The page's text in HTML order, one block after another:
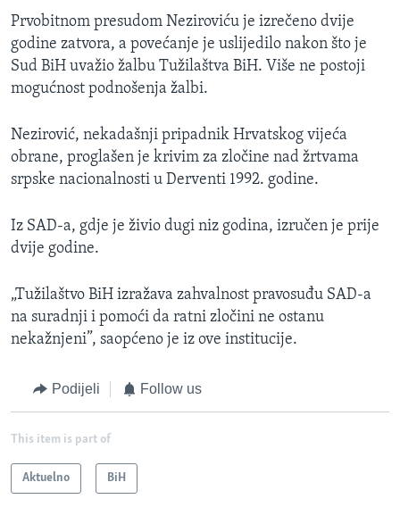
Prvobitnom presudom Neziroviću je izrečeno dvije
godine zatvora, a povećanje je uslijedilo nakon što je
Sud BiH uvažio žalbu Tužilaštva BiH. Više ne postoji
mogućnost podnošenja žalbi.
Nezirović, nekadašnji pripadnik Hrvatskog vijeća
obrane, proglašen je krivim za zločine nad žrtvama
srpske nacionalnosti u Derventi 1992. godine.
Iz SAD-a, gdje je živio dugi niz godina, izručen je prije
dvije godine.
„Tužilaštvo BiH izražava zahvalnost pravosuđu SAD-a
na suradnji i pomoći da ratni zločini ne ostanu
nekažnjeni”, saopćeno je iz ove institucije.
Podijeli Follow us
This item is part of
Aktuelno BiH